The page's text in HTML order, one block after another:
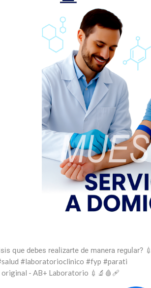
que debes realizarte de manera regular? 💉
#laboratorioclinico #fyp #parati
- AB+ Laboratorio 💉🔬🩸🩹